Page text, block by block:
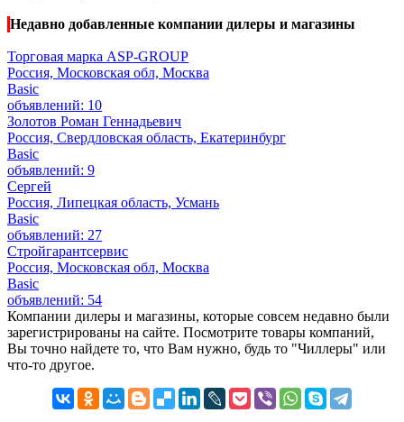
Недавно добавленные компании дилеры и магазины
Торговая марка ASP-GROUP
Россия, Московская обл, Москва
Basic
объявлений: 10
Золотов Роман Геннадьевич
Россия, Свердловская область, Екатеринбург
Basic
объявлений: 9
Сергей
Россия, Липецкая область, Усмань
Basic
объявлений: 27
Стройгарантсервис
Россия, Московская обл, Москва
Basic
объявлений: 54
Компании дилеры и магазины, которые совсем недавно были
зарегистрированы на сайте. Посмотрите товары компаний,
Вы точно найдете то, что Вам нужно, будь то "Чиллеры" или
что-то другое.